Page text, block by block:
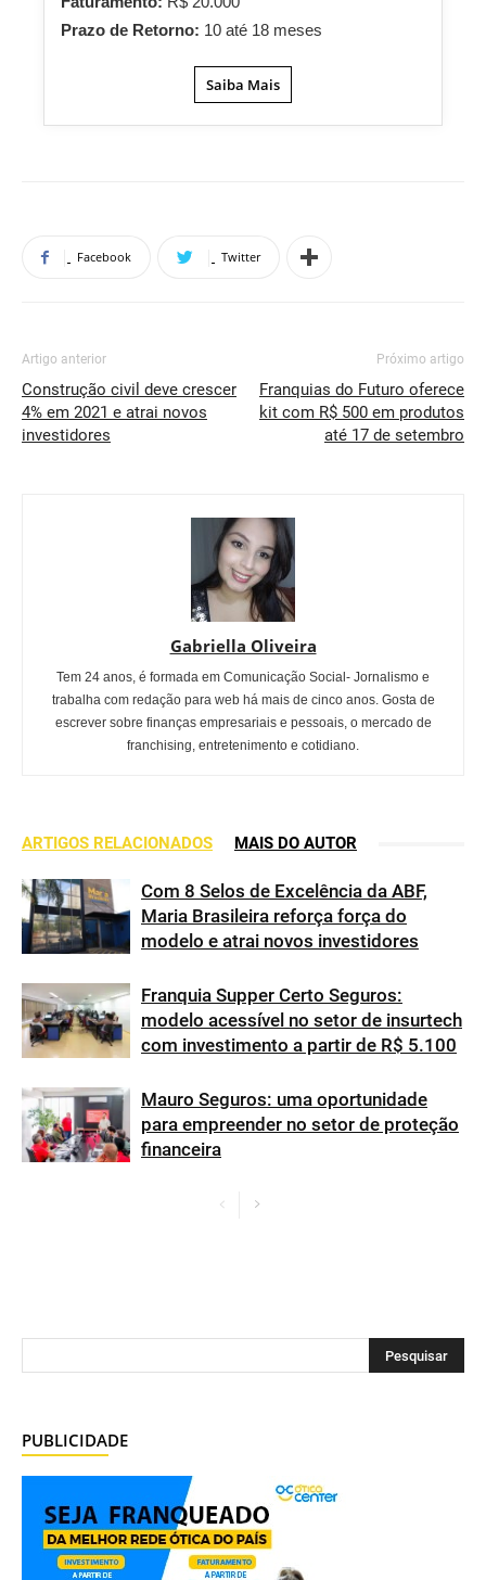
Prazo de Retorno: 10 até 18 meses
Saiba Mais
Facebook Twitter
Artigo anterior
Construção civil deve crescer
4% em 2021 e atrai novos
investidores
Próximo artigo
Franquias do Futuro oferece
kit com R$ 500 em produtos
até 17 de setembro
Gabriella Oliveira
Tem 24 anos, é formada em Comunicação Social- Jornalismo e
trabalha com redação para web há mais de cinco anos. Gosta de
escrever sobre finanças empresariais e pessoais, o mercado de
franchising, entretenimento e cotidiano.
ARTIGOS RELACIONADOS MAIS DO AUTOR
Com 8 Selos de Excelência da ABF,
Maria Brasileira reforça força do
modelo e atrai novos investidores
Franquia Supper Certo Seguros:
modelo acessível no setor de insurtech
com investimento a partir de R$ 5.100
Mauro Seguros: uma oportunidade
para empreender no setor de proteção
financeira
PUBLICIDADE